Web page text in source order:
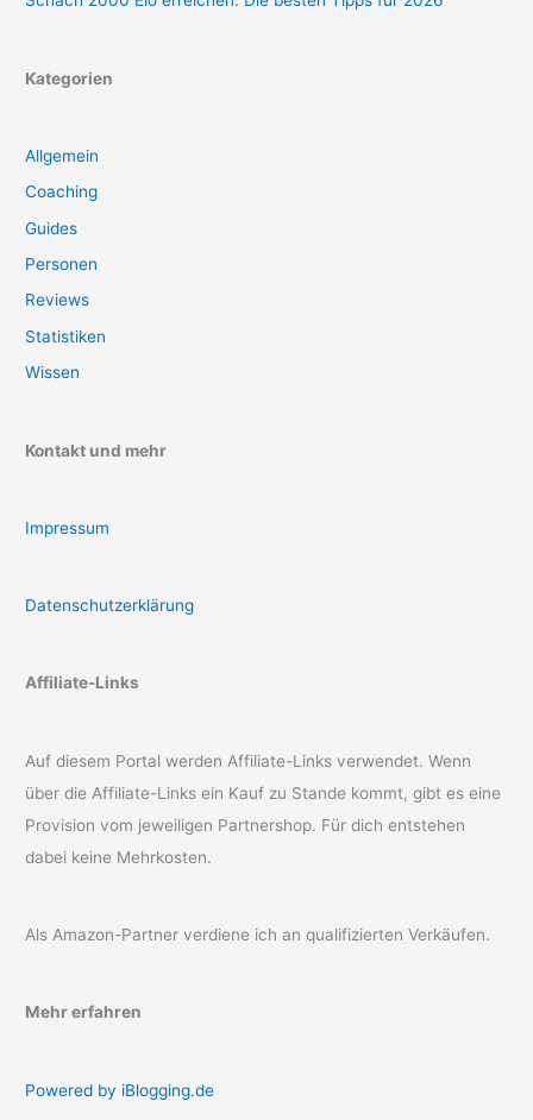
Kategorien
Allgemein
Coaching
Guides
Personen
Reviews
Statistiken
Wissen
Kontakt und mehr
Impressum
Datenschutzerklärung
Affiliate-Links
Auf diesem Portal werden Affiliate-Links verwendet. Wenn
über die Affiliate-Links ein Kauf zu Stande kommt, gibt es eine
Provision vom jeweiligen Partnershop. Für dich entstehen
dabei keine Mehrkosten.
Als Amazon-Partner verdiene ich an qualifizierten Verkäufen.
Mehr erfahren
Powered by iBlogging.de